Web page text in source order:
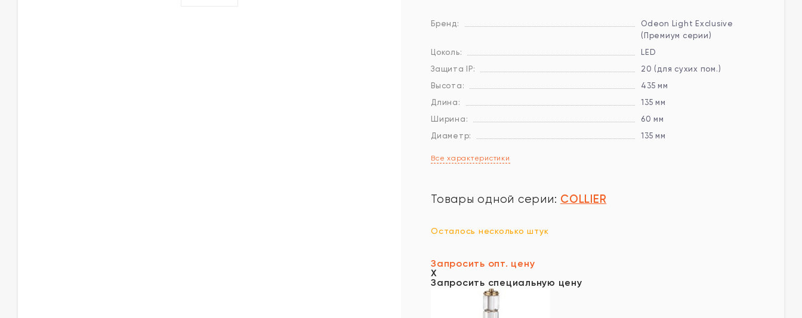
Бренд:
Odeon Light Exclusive
(Премиум серии)
Цоколь:
LED
Защита IP:
20 (для сухих пом.)
Высота:
435 мм
Длина:
135 мм
Ширина:
60 мм
Диаметр:
135 мм
Все характеристики
Товары одной серии: COLLIER
Осталось несколько штук
Запросить опт. цену
X
Запросить специальную цену